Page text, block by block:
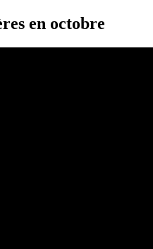
en octobre